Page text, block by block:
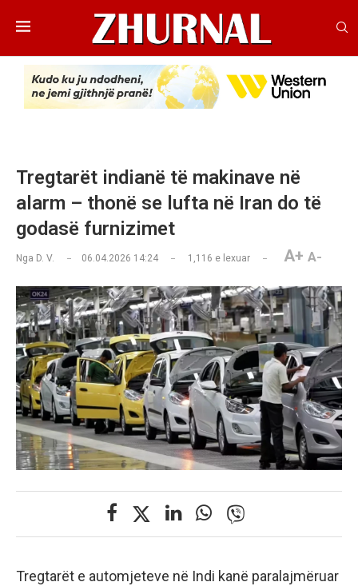
Tregtarët indianë të makinave në
alarm – thonë se lufta në Iran do të
godasë furnizimet
Nga D. V. 06.04.2026 14:24 1,116 e lexuar A+ A-
Tregtarët e automjeteve në Indi kanë paralajmëruar